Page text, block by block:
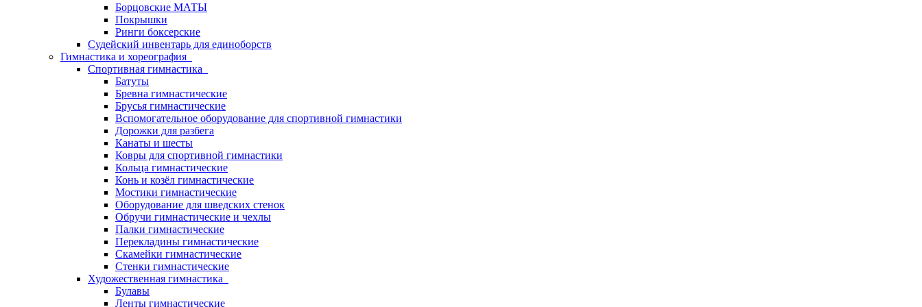
Борцовские МАТЫ
Покрышки
Ринги боксерские
Судейский инвентарь для единоборств
Гимнастика и хореография
Спортивная гимнастика
Батуты
Бревна гимнастические
Брусья гимнастические
Вспомогательное оборудование для спортивной гимнастики
Дорожки для разбега
Канаты и шесты
Ковры для спортивной гимнастики
Кольца гимнастические
Конь и козёл гимнастические
Мостики гимнастические
Оборудование для шведских стенок
Обручи гимнастические и чехлы
Палки гимнастические
Перекладины гимнастические
Скамейки гимнастические
Стенки гимнастические
Художественная гимнастика
Булавы
Ленты гимнастические